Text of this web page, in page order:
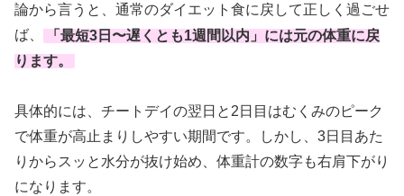
論から言うと、通常のダイエット食に戻して正しく過ごせ
ば、
「最短3日〜遅くとも1週間以内」には元の体重に戻
ります。
具体的には、チートデイの翌日と2日目はむくみのピーク
で体重が高止まりしやすい期間です。しかし、3日目あた
りからスッと水分が抜け始め、体重計の数字も右肩下がり
になります。